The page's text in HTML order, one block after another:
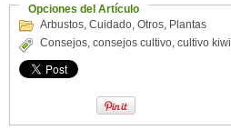
Opciones del Artículo
Arbustos, Cuidado, Otros, Plantas
Consejos, consejos cultivo, cultivo kiwi